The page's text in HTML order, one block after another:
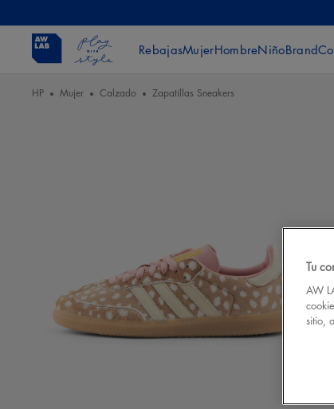
RebajasMujerHombreNiñoBrand
HP Mujer Calzado Zapatillas Sneakers
Tu
AW
sitio,